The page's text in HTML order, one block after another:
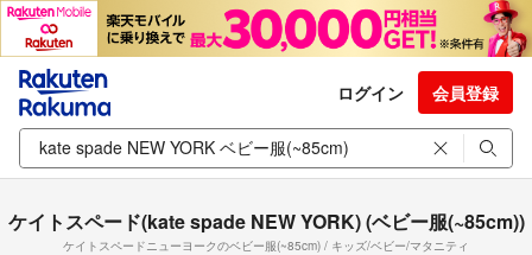
ログイン 会員登録
ケイトスペード(kate spade NEW YORK) (ベビー服(~85cm))
ケイトスペードニューヨークのベビー服(~85cm) / キッズ/ベビー/マタニティ